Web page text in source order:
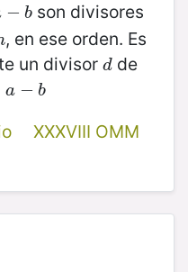
− b
−b
son divisores
, en ese orden. Es
un divisor d
d de
a − b
b
XXXVIII OMM